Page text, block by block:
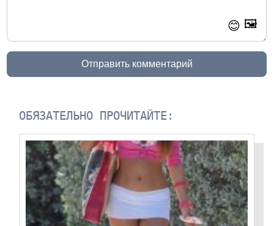
😊 🖼️
Отправить комментарий
ОБЯЗАТЕЛЬНО ПРОЧИТАЙТЕ: